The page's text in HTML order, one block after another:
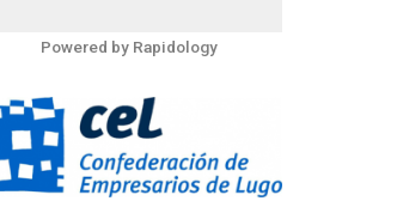
Powered by Rapidology